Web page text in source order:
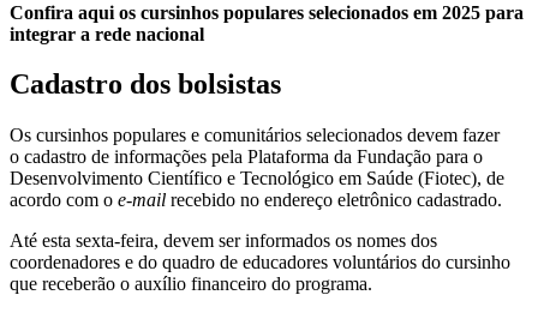
Confira aqui os cursinhos populares selecionados em 2025 para
integrar a rede nacional
Cadastro dos bolsistas
Os cursinhos populares e comunitários selecionados devem fazer
o cadastro de informações pela Plataforma da Fundação para o
Desenvolvimento Científico e Tecnológico em Saúde (Fiotec), de
acordo com o e-mail recebido no endereço eletrônico cadastrado.
Até esta sexta-feira, devem ser informados os nomes dos
coordenadores e do quadro de educadores voluntários do cursinho
que receberão o auxílio financeiro do programa.